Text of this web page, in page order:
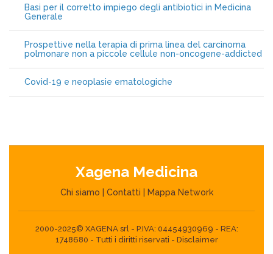
Basi per il corretto impiego degli antibiotici in Medicina
Generale
Prospettive nella terapia di prima linea del carcinoma
polmonare non a piccole cellule non-oncogene-addicted
Covid-19 e neoplasie ematologiche
Xagena Medicina
Chi siamo Contatti Mappa Network
2000-2025© XAGENA srl - P.IVA: 04454930969 - REA:
1748680 - Tutti i diritti riservati - Disclaimer